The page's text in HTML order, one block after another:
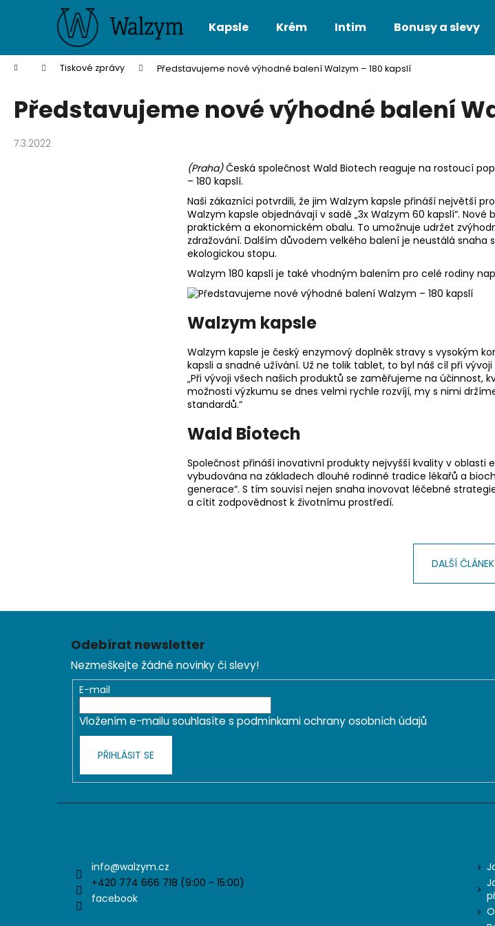
Kapsle Krém Intim Bonusy a slevy
Domů Tiskové zprávy Představujeme nové výhodné balení Walzym – 180 kapslí
Představujeme nové výhodné balení
7.3.2022
(Praha)Česká společnost Wald Biotech reaguje na rostoucí
– 180 kapslí.
Naši zákazníci potvrdili, že jim Walzym kapsle přináší největší
Walzym kapsle objednávají v sadě „3x Walzym 60 kapslí“.
praktickém a ekonomickém obalu. To umožnuje udržet
zdražování. Dalším důvodem velkého balení je neustálá snaha
ekologickou stopu.
Walzym 180 kapslí je také vhodným balením pro celé rodiny
Walzym kapsle
Walzym kapsle je český enzymový doplněk stravy s vysokým
kapsli a snadné užívání. Už ne tolik tablet, to byl náš cíl při vývoji
„Při vývoji všech našich produktů se zaměřujeme na účinnost,
možnosti výzkumu se dnes velmi rychle rozvíjí, my s nimi
standardů.“
Wald Biotech
Společnost přináší inovativní produkty nejvyšší kvality v oblasti
vybudována na základech dlouhé rodinné tradice lékařů a
generace“. S tím souvisí nejen snaha inovovat léčebné
a cítit zodpovědnost k životnímu prostředí.
DALŠÍ ČLÁNEK
í
Zpět
do
obchodu
Zpět
do
obchodu
Co potřebujete najít?
Z
Odebírat newsletter
Nezmeškejte žádné novinky či slevy!
E-mail
Vložením e-mailu souhlasíte s podmínkami ochrany osobních údajů
PŘIHLÁSIT SE
info@walzym.cz
+420 774 666 718 (9:00 - 15:00)
facebook